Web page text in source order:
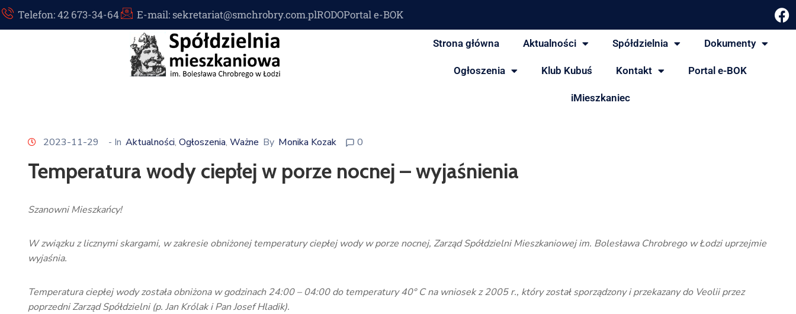
Telefon: 42 673-34-64 E-mail: sekretariat@smchrobry.com.plRODOPortal e-BOK
Strona główna Aktualności Spółdzielnia Dokumenty
Ogłoszenia Klub Kubuś Kontakt Portal e-BOK
iMieszkaniec
2023-11-29 - In Aktualności‚ Ogłoszenia‚ Ważne By Monika Kozak 0
Temperatura wody ciepłej w porze nocnej – wyjaśnienia
Szanowni Mieszkańcy!
W związku z licznymi skargami, w zakresie obniżonej temperatury ciepłej wody w porze nocnej, Zarząd Spółdzielni Mieszkaniowej im. Bolesława Chrobrego w Łodzi uprzejmie
wyjaśnia.
Temperatura ciepłej wody została obniżona w godzinach 24:00 – 04:00 do temperatury 40° C na wniosek z 2005 r., który został sporządzony i przekazany do Veolii przez
poprzedni Zarząd Spółdzielni (p. Jan Królak i Pan Josef Hladik).